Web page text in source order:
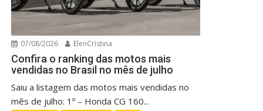
07/08/2026 ElenCristina
Confira o ranking das motos mais
vendidas no Brasil no mês de julho
Saiu a listagem das motos mais vendidas no
mês de julho: 1º – Honda CG 160...